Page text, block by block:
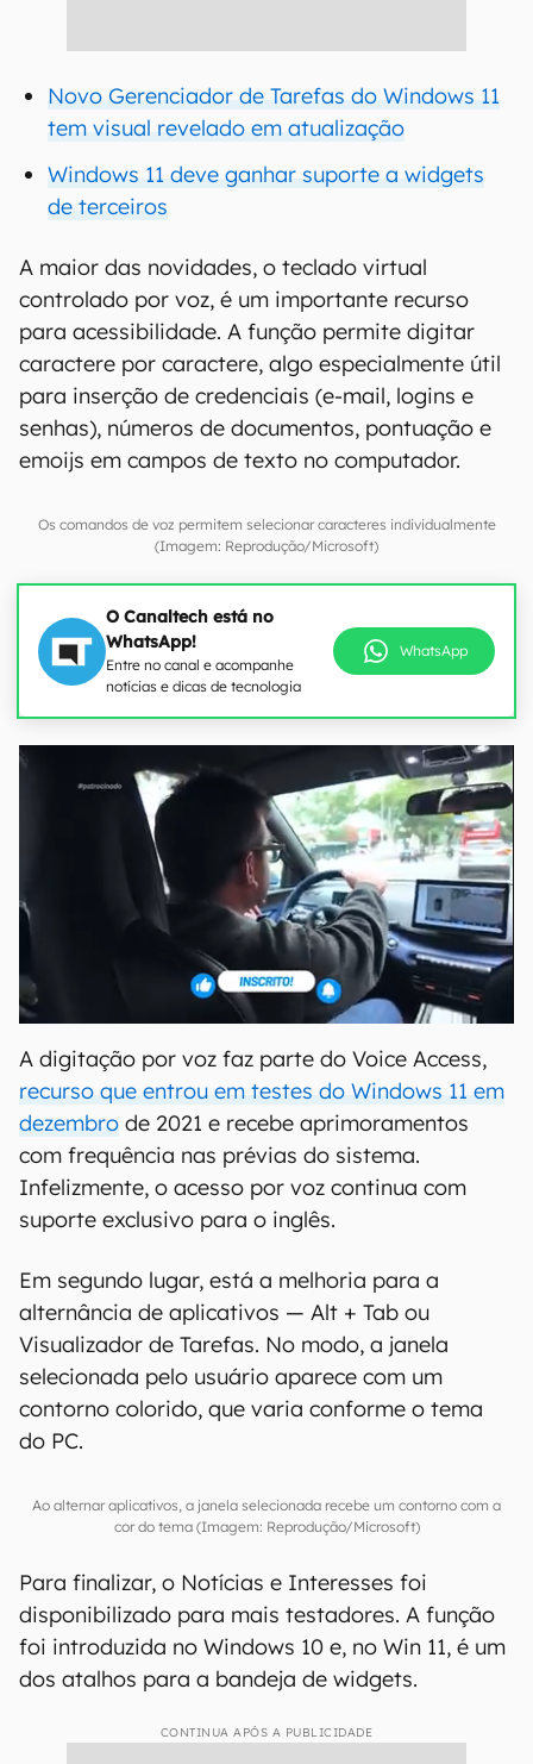
Novo Gerenciador de Tarefas do Windows 11
tem visual revelado em atualização
Windows 11 deve ganhar suporte a widgets
de terceiros
A maior das novidades, o teclado virtual
controlado por voz, é um importante recurso
para acessibilidade. A função permite digitar
caractere por caractere, algo especialmente útil
para inserção de credenciais (e-mail, logins e
senhas), números de documentos, pontuação e
emoijs em campos de texto no computador.
Os comandos de voz permitem selecionar caracteres individualmente
(Imagem: Reprodução/Microsoft)
O Canaltech está no
WhatsApp!
Entre no canal e acompanhe
notícias e dicas de tecnologia
WhatsApp
A digitação por voz faz parte do Voice Access,
recurso que entrou em testes do Windows 11 em
dezembro de 2021 e recebe aprimoramentos
com frequência nas prévias do sistema.
Infelizmente, o acesso por voz continua com
suporte exclusivo para o inglês.
Em segundo lugar, está a melhoria para a
alternância de aplicativos — Alt + Tab ou
Visualizador de Tarefas. No modo, a janela
selecionada pelo usuário aparece com um
contorno colorido, que varia conforme o tema
do PC.
Ao alternar aplicativos, a janela selecionada recebe um contorno com a
cor do tema (Imagem: Reprodução/Microsoft)
Para finalizar, o Notícias e Interesses foi
disponibilizado para mais testadores. A função
foi introduzida no Windows 10 e, no Win 11, é um
dos atalhos para a bandeja de widgets.
CONTINUA APÓS A PUBLICIDADE